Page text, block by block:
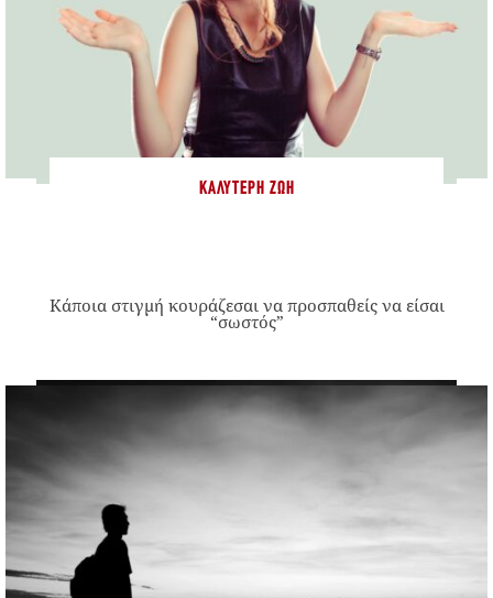
ΚΑΛΎΤΕΡΗ ΖΩΉ
Κάποια στιγμή κουράζεσαι να προσπαθείς να είσαι
“σωστός”